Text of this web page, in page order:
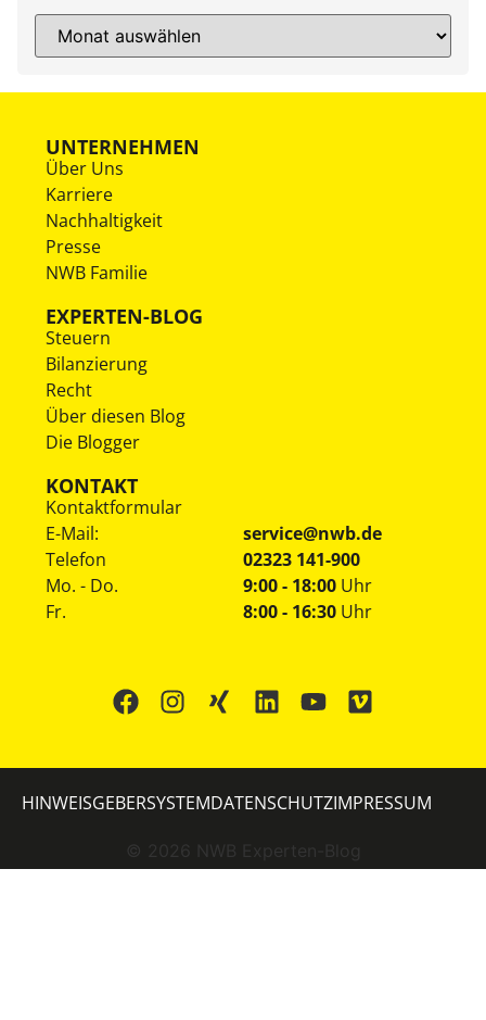
UNTERNEHMEN
Über Uns
Karriere
Nachhaltigkeit
Presse
NWB Familie
EXPERTEN-BLOG
Steuern
Bilanzierung
Recht
Über diesen Blog
Die Blogger
KONTAKT
Kontaktformular
E-Mail:
service@nwb.de
Telefon
02323 141-900
Mo. - Do.
Fr.
9:00 - 18:00 Uhr
8:00 - 16:30 Uhr
© 2026 NWB Experten-Blog
HINWEISGEBERSYSTEMDATENSCHUTZIMPRESSUM